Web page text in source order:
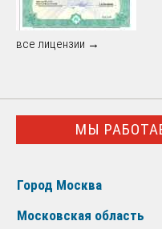
все лицензии →
МЫ
Город Москва
Московская область